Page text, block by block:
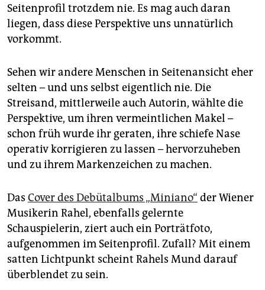
epaper login
Seitenprofil trotzdem nie. Es mag auch daran
liegen, dass diese Perspektive uns unnatürlich
vorkommt.
Sehen wir andere Menschen in Seitenansicht eher
selten – und uns selbst eigentlich nie. Die
Streisand, mittlerweile auch Autorin, wählte die
Perspektive, um ihren vermeintlichen Makel –
schon früh wurde ihr geraten, ihre schiefe Nase
operativ korrigieren zu lassen – hervorzuheben
und zu ihrem Markenzeichen zu machen.
Das Cover des Debütalbums „Miniano“ der Wiener
Musikerin Rahel, ebenfalls gelernte
Schauspielerin, ziert auch ein Porträtfoto,
aufgenommen im Seitenprofil. Zufall? Mit einem
satten Lichtpunkt scheint Rahels Mund darauf
überblendet zu sein.